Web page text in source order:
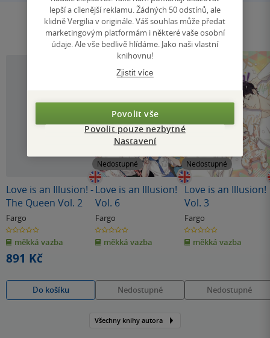
Love is an Illusion! -
The Queen Vol. 2
Fargo
0.0
z
5
hvězdiček
měkká vazba
891 Kč
Do košíku
Nedostupné
Love is an Illusion!
Vol. 6
Fargo
0.0
z
5
hvězdiček
měkká vazba
Nedostupné
Nedostupné
Love is an Illusion!
Vol. 3
Fargo
0.0
z
5
hvězdiček
měkká vazba
Nedostupné
Všechny knihy autora
lepší a cílenější reklamu. Žádných 50 odstínů, ale
klidně Vergilia v originále. Váš souhlas může předat
marketingovým platformám i některé vaše osobní
údaje. Ale vše bedlivě hlídáme. Jako naši vlastní
knihovnu!
Zjistit více
Povolit vše
Povolit pouze nezbytné
Nastavení